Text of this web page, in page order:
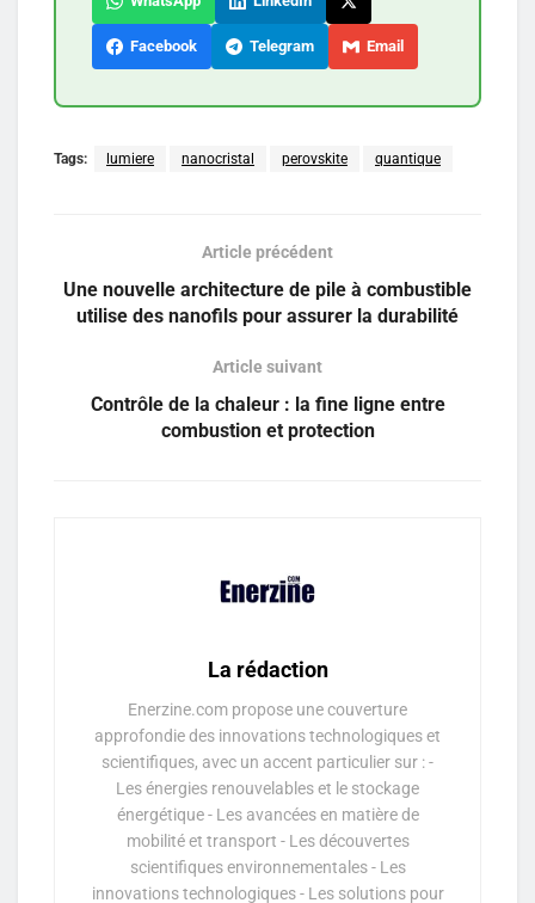
Facebook Telegram Email
Tags: lumiere nanocristal perovskite quantique
Article précédent
Une nouvelle architecture de pile à combustible
utilise des nanofils pour assurer la durabilité
Article suivant
Contrôle de la chaleur : la fine ligne entre
combustion et protection
La rédaction
Enerzine.com propose une couverture
approfondie des innovations technologiques et
scientifiques, avec un accent particulier sur : -
Les énergies renouvelables et le stockage
énergétique - Les avancées en matière de
mobilité et transport - Les découvertes
scientifiques environnementales - Les
innovations technologiques - Les solutions pour